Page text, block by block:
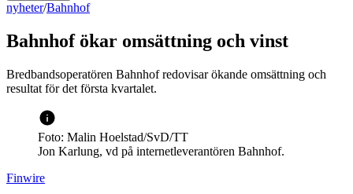
nyheter/Bahnhof
Bahnhof ökar omsättning och vinst
Bredbandsoperatören Bahnhof redovisar ökande omsättning och
resultat för det första kvartalet.
Foto: Malin Hoelstad/SvD/TT
Jon Karlung, vd på internetleverantören Bahnhof.
Finwire